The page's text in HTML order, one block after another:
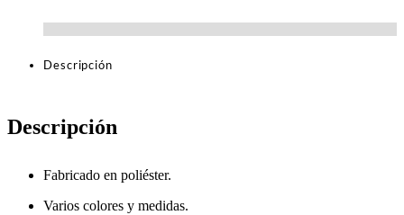
Descripción
Descripción
Fabricado en poliéster.
Varios colores y medidas.